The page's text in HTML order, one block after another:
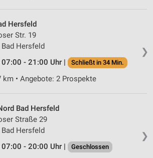
❯
Hersfeld
Str. 19
Hersfeld
07:00 - 21:00 Uhr |
Schließt in 34 Min.
km • Angebote: 2 Prospekte
❯
Bad Hersfeld
Straße 29
Hersfeld
07:00 - 20:00 Uhr |
Geschlossen